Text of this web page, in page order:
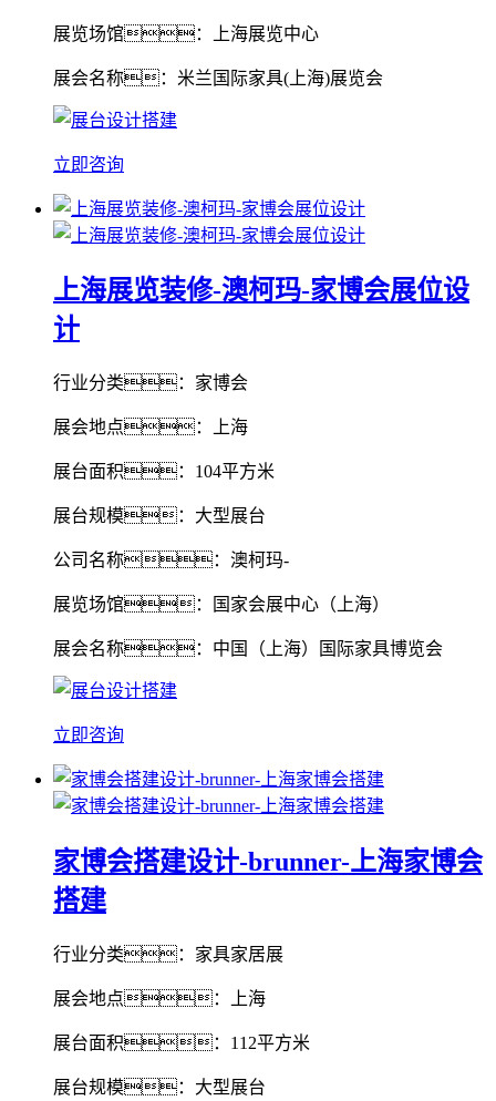
展览场馆：上海展览中心
展会名称：米兰国际家具(上海)展览会
立即咨询
上海展览装修-澳柯玛-家博会展位设
计
行业分类：家博会
展会地点：上海
展台面积：104平方米
展台规模：大型展台
公司名称：澳柯玛-
展览场馆：国家会展中心（上海）
展会名称：中国（上海）国际家具博览会
立即咨询
家博会搭建设计-brunner-上海家博会
搭建
行业分类：家具家居展
展会地点：上海
展台面积：112平方米
展台规模：大型展台